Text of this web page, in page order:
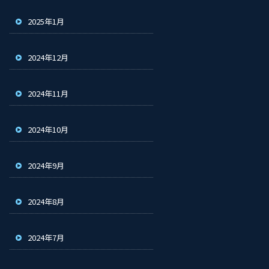
2025年1月
2024年12月
2024年11月
2024年10月
2024年9月
2024年8月
2024年7月